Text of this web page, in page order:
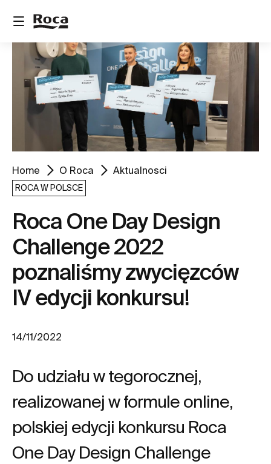
Home O Roca Aktualnosci
ROCA W POLSCE
Roca One Day Design
Challenge 2022
poznaliśmy zwycięzców
IV edycji konkursu!
14/11/2022
Do udziału w tegorocznej,
realizowanej w formule online,
polskiej edycji konkursu Roca
One Day Design Challenge